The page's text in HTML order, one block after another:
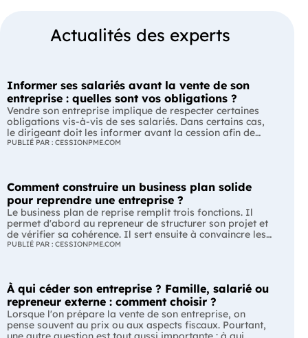
Actualités des experts
Informer ses salariés avant la vente de son
entreprise : quelles sont vos obligations ?
Vendre son entreprise implique de respecter certaines
obligations vis-à-vis de ses salariés. Dans certains cas,
le dirigeant doit les informer avant la cession afin de
leur permettre, s'ils le souhaitent, de présenter une offre
L'essentiel Les entreprises de moins de 250 salariés sont
soumises, dans certains cas, à une obligation
d'information préalable des salariés. Cette obligation
concerne la vente d'un fonds de commerce ou la cession
de la majorité des titres d'une société. Le délai
d'information varie selon la taille de l'entreprise. Les
L'obligation d'information concerne uniquement
certaines entreprises et certaines opérations de cession.
Vous êtes concerné si : votre entreprise emploie moins
de 250 salariés ; vous vendez votre fonds de commerce
ou plus de 50 % des parts sociales ou des actions de
PUBLIÉ PAR : CESSIONPME.COM
Comment construire un business plan solide
pour reprendre une entreprise ?
Le business plan de reprise remplit trois fonctions. Il
permet d'abord au repreneur de structurer son projet et
de vérifier sa cohérence. Il sert ensuite à convaincre les
banques et les partenaires financiers de l'accompagner.
consiste pas à reprendre les anciens comptes de
l'entreprise. Il explique comment l'entreprise évoluera
après le changement de dirigeant. C'est un document
indispensable pour structurer votre projet et convaincre
vos partenaires. À quoi sert vraiment un business plan
PUBLIÉ PAR : CESSIONPME.COM
À qui céder son entreprise ? Famille, salarié ou
repreneur externe : comment choisir ?
Lorsque l'on prépare la vente de son entreprise, on
pense souvent au prix ou aux aspects fiscaux. Pourtant,